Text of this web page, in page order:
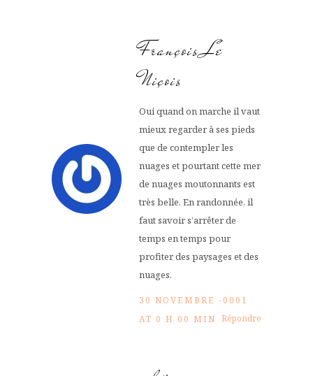
François Le
Niçois
Oui quand on marche il vaut
mieux regarder à ses pieds
que de contempler les
nuages et pourtant cette mer
de nuages moutonnants est
très belle. En randonnée, il
faut savoir s’arrêter de
temps en temps pour
profiter des paysages et des
nuages.
30 NOVEMBRE -0001
AT 0 H 00 MIN Répondre